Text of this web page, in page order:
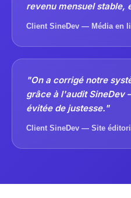
revenu mensuel stable,
Client SineDev — Média en
"On a corrigé notre
grâce à l'audit SineDev
évitée de justesse."
Client SineDev — Site